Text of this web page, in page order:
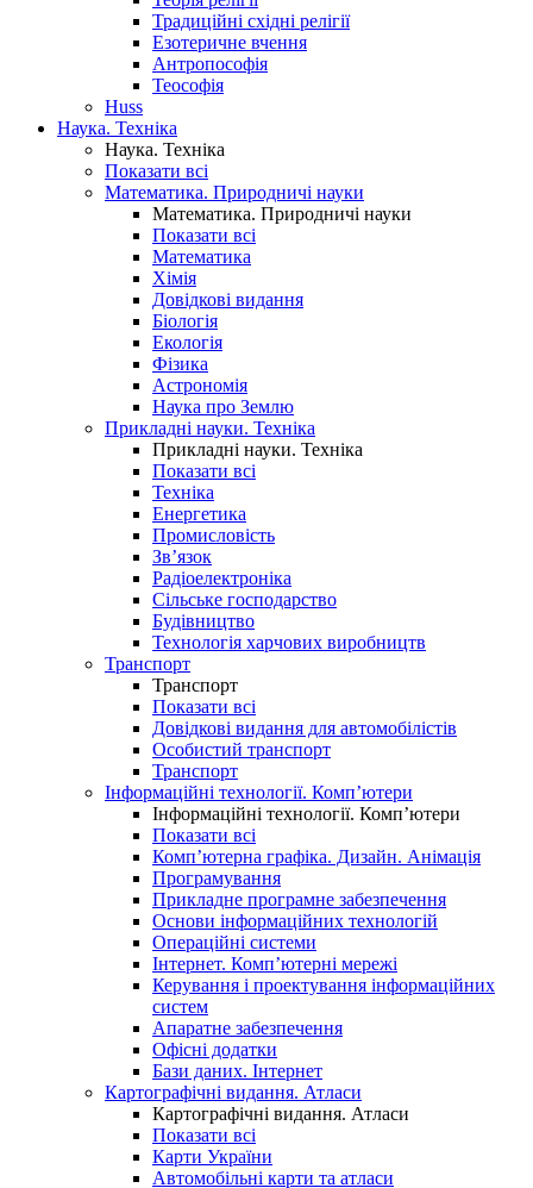
Традиційні східні релігії
Езотеричне вчення
Антропософія
Теософія
Huss
Наука. Техніка
Наука. Техніка
Показати всі
Математика. Природничі науки
Математика. Природничі науки
Показати всі
Математика
Хімія
Довідкові видання
Біологія
Екологія
Фізика
Астрономія
Наука про Землю
Прикладні науки. Техніка
Прикладні науки. Техніка
Показати всі
Техніка
Енергетика
Промисловість
Зв’язок
Радіоелектроніка
Сільське господарство
Будівництво
Технологія харчових виробництв
Транспорт
Транспорт
Показати всі
Довідкові видання для автомобілістів
Особистий транспорт
Транспорт
Інформаційні технології. Комп’ютери
Інформаційні технології. Комп’ютери
Показати всі
Комп’ютерна графіка. Дизайн. Анімація
Програмування
Прикладне програмне забезпечення
Основи інформаційних технологій
Операційні системи
Інтернет. Комп’ютерні мережі
Керування і проектування інформаційних
систем
Апаратне забезпечення
Офісні додатки
Бази даних. Інтернет
Картографічні видання. Атласи
Картографічні видання. Атласи
Показати всі
Карти України
Автомобільні карти та атласи